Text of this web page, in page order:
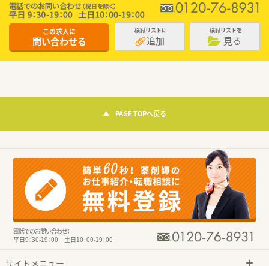
この求人に
問い合わせる
検討リストに
追加
検討リストを
見る
PAGE TOPへ戻る
電話でのお問い合わせ：
平日9：30-19：00 土日10：00-19：00
サイトメニュー